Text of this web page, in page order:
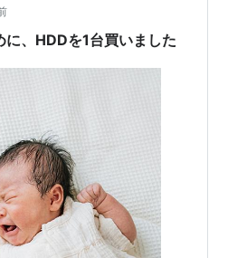
、HDDを1台買いました